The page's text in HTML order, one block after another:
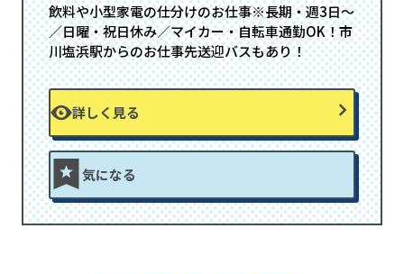
飲料や小型家電の仕分けのお仕事※長期・週3日～
／日曜・祝日休み／マイカー・自転車通勤OK！市
川塩浜駅からのお仕事先送迎バスもあり！
詳しく見る
気になる